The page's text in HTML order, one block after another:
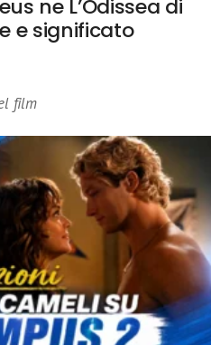
ne L’Odissea di
e significato
film